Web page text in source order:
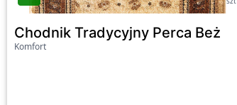
Chodnik Tradycyjny Perca Beż
Komfort